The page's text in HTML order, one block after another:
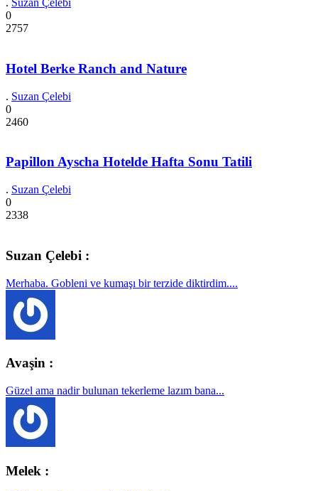
. Suzan Çelebi
0
2757
Hotel Berke Ranch and Nature
. Suzan Çelebi
0
2460
Papillon Ayscha Hotelde Hafta Sonu Tatili
. Suzan Çelebi
0
2338
Suzan Çelebi :
Merhaba. Gobleni ve kumaşı bir terzide diktirdim....
Avaşin :
Güzel ama nadir bulunan tekerleme lazım bana...
Melek :